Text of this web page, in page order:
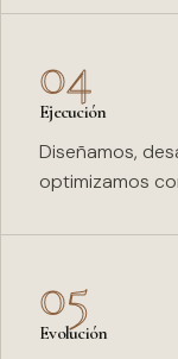
04
Ejecución
Diseñamos,
optimizamos
05
Evolución